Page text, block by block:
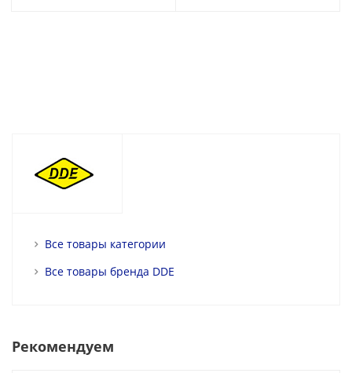
Все товары категории
Все товары бренда DDE
Рекомендуем